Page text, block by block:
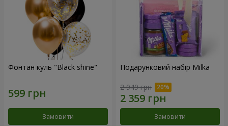
Фонтан куль "Black shine"
Замовити
Подарунковий набір Milka
2 949 грн
Замовити